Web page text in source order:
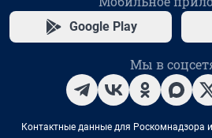
Google Play
Мы в
Контактные данные для Роскомнадзора